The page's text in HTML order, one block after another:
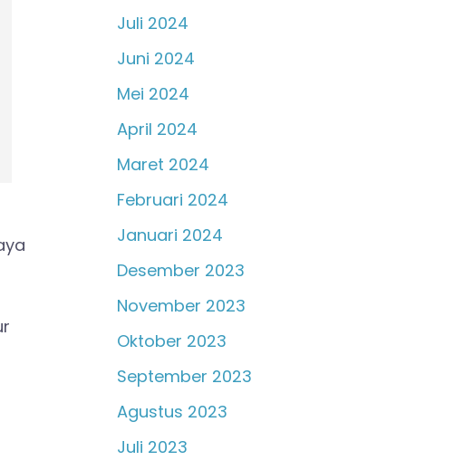
Juli 2024
Juni 2024
Mei 2024
April 2024
Maret 2024
Februari 2024
Januari 2024
Desember 2023
November 2023
Oktober 2023
September 2023
Agustus 2023
Juli 2023